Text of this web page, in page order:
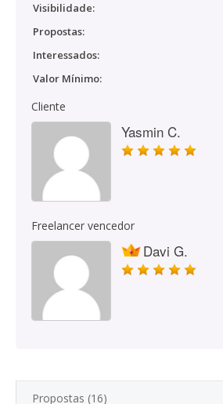
Visibilidade:
Propostas:
Interessados:
Valor Mínimo:
Cliente
Yasmin C.
Freelancer vencedor
Davi G.
Propostas (16)